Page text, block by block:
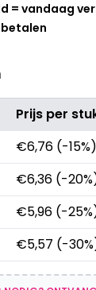
= vandaag
Prijs per
€6,76 (-15%)
€6,36 (-
€5,96 (-
€5,57 (-